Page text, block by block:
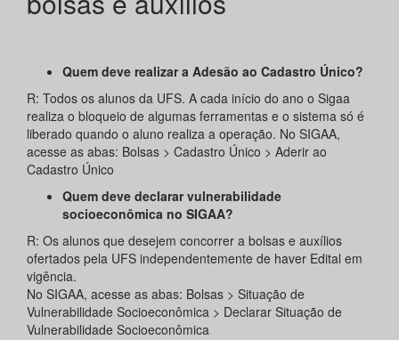
Quem deve realizar a Adesão ao Cadastro Único?
R: Todos os alunos da UFS. A cada início do ano o Sigaa
realiza o bloqueio de algumas ferramentas e o sistema só é
liberado quando o aluno realiza a operação. No SIGAA,
acesse as abas: Bolsas > Cadastro Único > Aderir ao
Cadastro Único
Quem deve declarar vulnerabilidade
socioeconômica no SIGAA?
R: Os alunos que desejem concorrer a bolsas e auxílios
ofertados pela UFS independentemente de haver Edital em
vigência.
No SIGAA, acesse as abas: Bolsas > Situação de
Vulnerabilidade Socioeconômica > Declarar Situação de
Vulnerabilidade Socioeconômica